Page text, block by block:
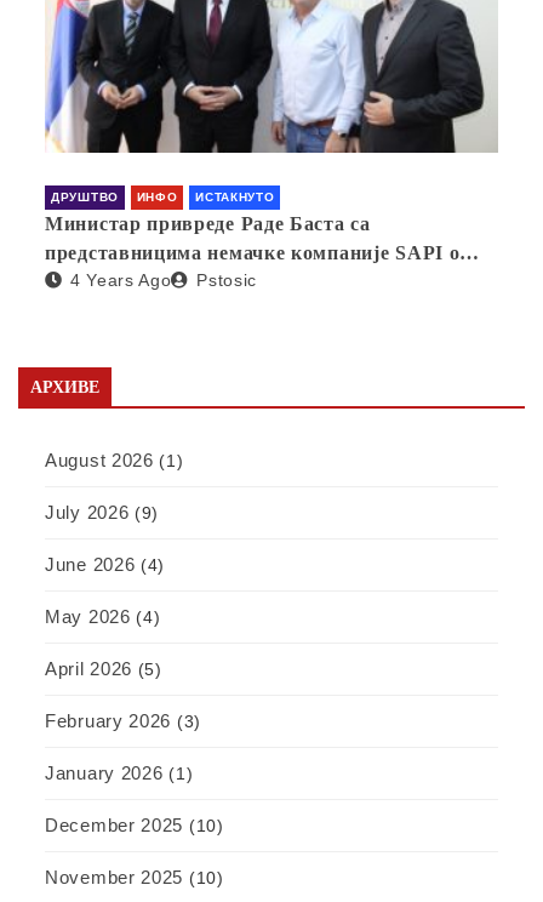
ДРУШТВО ИНФО ИСТАКНУТО
Министар привреде Раде Баста са
представницима немачке компаније SAPI о
отварању фабрике у Србији
4 Years Ago Pstosic
АРХИВЕ
August 2026 (1)
July 2026 (9)
June 2026 (4)
May 2026 (4)
April 2026 (5)
February 2026 (3)
January 2026 (1)
December 2025 (10)
November 2025 (10)